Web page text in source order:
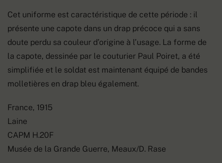
Cet uniforme est caractéristique de cette période : il
présente une capote dans un drap précoce qui a sans
doute perdu sa couleur d’origine à l’usage. La forme de
la capote, dessinée par le couturier Paul Poiret, a été
simplifiée et le soldat est maintenant équipé de bandes
molletières en drap bleu également.
France, 1915
Laine
CAPM H.20F
Musée de la Grande Guerre, Meaux/D. Rase